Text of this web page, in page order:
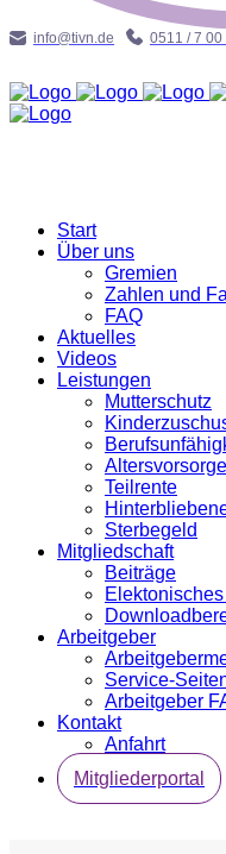
info@tivn.de 0511 / 7 00
Start
Über uns
Gremien
Zahlen und
FAQ
Aktuelles
Videos
Leistungen
Mutterschutz
Altersvorsorge
Teilrente
Sterbegeld
Mitgliedschaft
Beiträge
Arbeitgeber
Service-
Arbeitgeber
Kontakt
Anfahrt
Mitgliederportal